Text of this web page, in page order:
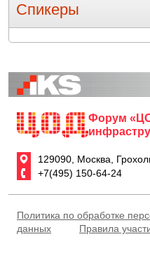
Спикеры
Форум
129090, Москва,
+7(495) 150-64-24
Политика по обработке
данных
Правила